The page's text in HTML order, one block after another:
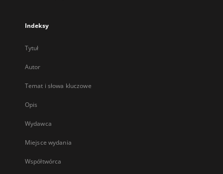
Indeksy
Tytuł
Autor
Temat i słowa kluczowe
Opis
Wydawca
Miejsce wydania
Współtwórca